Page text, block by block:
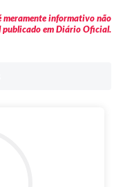
meramente informativo não
em Diário Oficial.